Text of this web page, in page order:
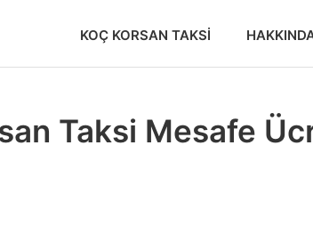
KOÇ KORSAN TAKSI
Taksi Mesafe